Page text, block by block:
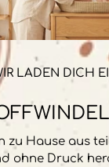
PFLEGE
&
LADEN DICH
zu Hause aus
ohne Druck